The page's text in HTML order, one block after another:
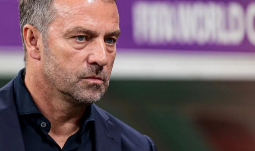
üzvləri Şuşaya səfər edib